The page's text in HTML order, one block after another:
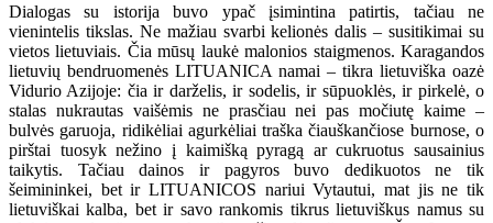
Dialogas su istorija buvo ypač įsimintina patirtis, tačiau ne
vienintelis tikslas. Ne mažiau svarbi kelionės dalis – susitikimai su
vietos lietuviais. Čia mūsų laukė malonios staigmenos. Karagandos
lietuvių bendruomenės LITUANICA namai – tikra lietuviška oazė
Vidurio Azijoje: čia ir darželis, ir sodelis, ir sūpuoklės, ir pirkelė, o
stalas nukrautas vaišėmis ne prasčiau nei pas močiutę kaime –
bulvės garuoja, ridikėliai agurkėliai traška čiauškančiose burnose, o
pirštai tuosyk nežino į kaimišką pyragą ar cukruotus sausainius
taikytis. Tačiau dainos ir pagyros buvo dedikuotos ne tik
šeimininkei, bet ir LITUANICOS nariui Vytautui, mat jis ne tik
lietuviškai kalba, bet ir savo rankomis tikrus lietuviškus namus su